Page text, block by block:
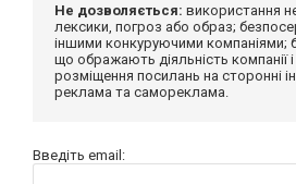
Не дозволяється: використання
лексики, погроз або образ;
іншими конкуруючими компаніями;
що ображають діяльність компанії і
розміщення посилань на сторонні
реклама та самореклама.
Введіть email: